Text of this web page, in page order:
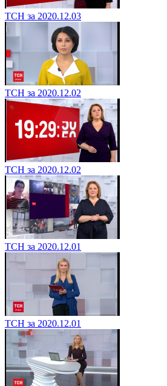
ТСН за 2020.12.03
ТСН за 2020.12.02
ТСН за 2020.12.02
ТСН за 2020.12.01
ТСН за 2020.12.01